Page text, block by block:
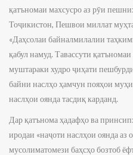
қатъномаи махсусро аз рӯи
Тоҷикистон, Пешвои миллат
«Даҳсолаи байналмилалии
қабул намуд. Тавассути
муштараки худро ҷиҳати
байни наслҳо ҳамчун пояҳои
наслҳои оянда тасдиқ карданд.
Дар қатънома ҳадафҳо ва
иродаи «наҷоти наслҳои оянда аз
мусолиматомези баҳсҳо бозтоб